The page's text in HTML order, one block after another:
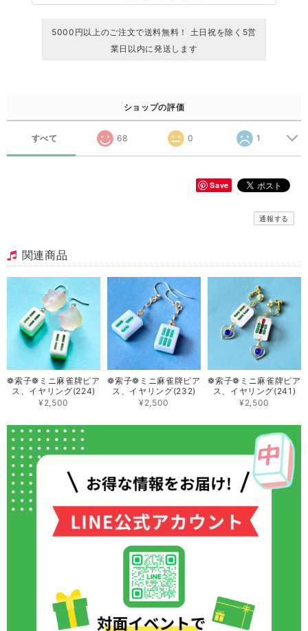
5000円以上のご注文で送料無料！ 土日祝を除く5営
業日以内に発送します
ショップの評価
すべて 68 0 1
Save
通報する
関連商品
❁索子❁ミニ 麻雀牌ピア
ス、イヤリング(224)
¥2,500
❁索子❁ミニ 麻雀牌ピア
ス、イヤリング(232)
¥2,500
❁索子❁ミニ 麻雀牌ピア
ス、イヤリング(241)
¥2,500